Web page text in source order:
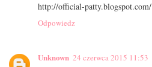
http://official-patty.blogspot.com/
Odpowiedz
Unknown 24 czerwca 2015 11:53